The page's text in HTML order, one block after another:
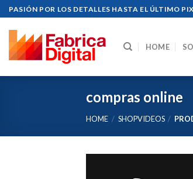
Skip
to
content
PASIÓN POR LOS DETALLES HASTA EL ÚLTIMO
HOME
compras online
HOME / SHOPVIDEOS /